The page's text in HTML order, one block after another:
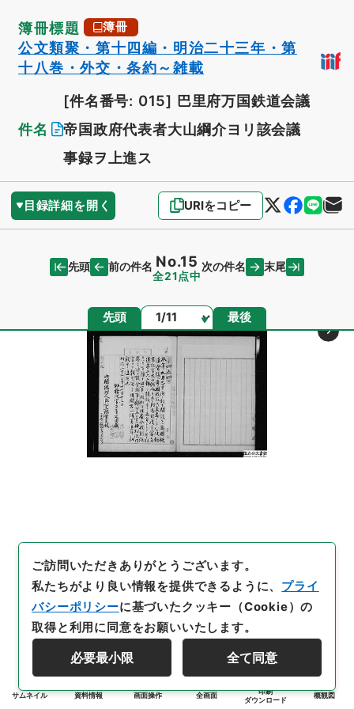
簿冊標題 簿冊
公文類聚・第十四編・明治二十三年・第
十八巻・外交・条約～雑載
件名
[件名番号: 015] 巴里府万国鉄道会議
帝国政府代表者大山綱介ヨリ該会議
事録ヲ上進ス
目録詳細を開く URIをコピー
先頭 前の件名 No.15
全21点中
次の件名 末尾
先頭 ページ 最後
サムネイル 資料情報 画面操作 全画面
印刷
ダウンロード
概観図
ご訪問いただきありがとうございます。
私たちがより良い情報を提供できるように、 プライ
バシーポリシーに基づいたクッキー（Cookie）の
取得と利用に同意をお願いいたします。
必要最小限 全て同意